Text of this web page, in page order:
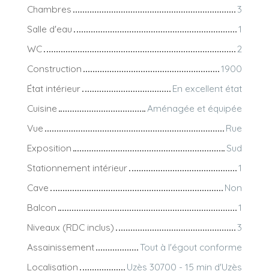
Chambres
3
Salle d'eau
1
WC
2
Construction
1900
État intérieur
En excellent état
Cuisine
Aménagée et équipée
Vue
Rue
Exposition
Sud
Stationnement intérieur
1
Cave
Non
Balcon
1
Niveaux (RDC inclus)
3
Assainissement
Tout à l'égout conforme
Localisation
Uzès 30700 - 15 min d'Uzès